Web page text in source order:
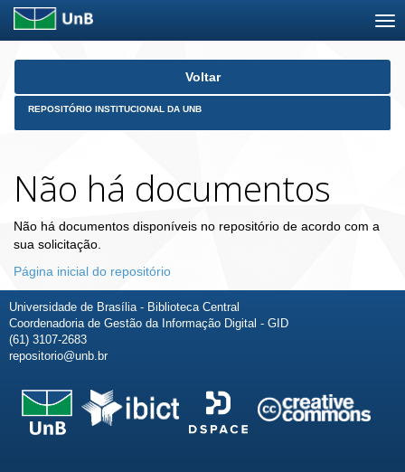
Skip
Voltar
REPOSITÓRIO INSTITUCIONAL DA UNB
Não há documentos
Não há documentos disponíveis no repositório de acordo com a
sua solicitação.
Página inicial do repositório
Universidade de Brasília - Biblioteca Central
Coordenadoria de Gestão da Informação Digital - GID
(61) 3107-2683
repositorio@unb.br